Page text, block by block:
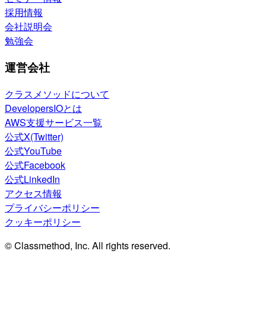
採用情報
会社説明会
勉強会
運営会社
クラスメソッドについて
DevelopersIOとは
AWS支援サービス一覧
公式X(Twitter)
公式YouTube
公式Facebook
公式LinkedIn
アクセス情報
プライバシーポリシー
クッキーポリシー
© Classmethod, Inc. All rights reserved.